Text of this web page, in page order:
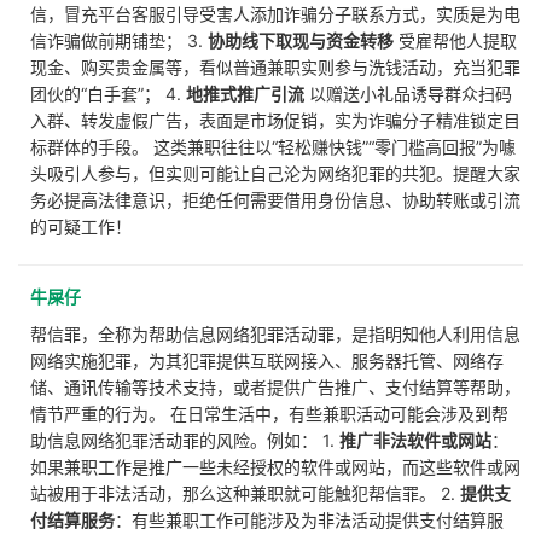
信，冒充平台客服引导受害人添加诈骗分子联系方式，实质是为电
信诈骗做前期铺垫； 3. 协助线下取现与资金转移 受雇帮他人提取
现金、购买贵金属等，看似普通兼职实则参与洗钱活动，充当犯罪
团伙的“白手套”； 4. 地推式推广引流 以赠送小礼品诱导群众扫码
入群、转发虚假广告，表面是市场促销，实为诈骗分子精准锁定目
标群体的手段。 这类兼职往往以“轻松赚快钱”“零门槛高回报”为噱
头吸引人参与，但实则可能让自己沦为网络犯罪的共犯。提醒大家
务必提高法律意识，拒绝任何需要借用身份信息、协助转账或引流
的可疑工作！
牛屎仔
帮信罪，全称为帮助信息网络犯罪活动罪，是指明知他人利用信息
网络实施犯罪，为其犯罪提供互联网接入、服务器托管、网络存
储、通讯传输等技术支持，或者提供广告推广、支付结算等帮助，
情节严重的行为。 在日常生活中，有些兼职活动可能会涉及到帮
助信息网络犯罪活动罪的风险。例如： 1. 推广非法软件或网站：
如果兼职工作是推广一些未经授权的软件或网站，而这些软件或网
站被用于非法活动，那么这种兼职就可能触犯帮信罪。 2. 提供支
付结算服务：有些兼职工作可能涉及为非法活动提供支付结算服